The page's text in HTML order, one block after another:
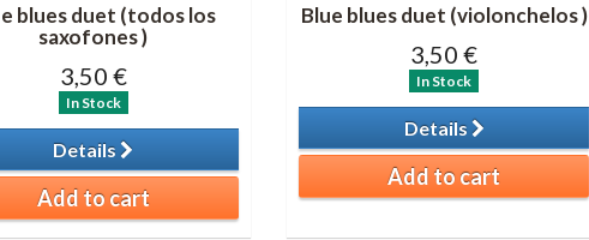
blues duet (todos los
saxofones )
3,50 €
In Stock
Details
Add to cart
Blue blues duet (violonchelos )
3,50 €
In Stock
Details
Add to cart